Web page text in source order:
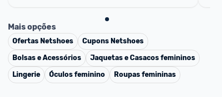
Mais opções
Ofertas Netshoes Cupons Netshoes
Bolsas e Acessórios
Jaquetas e Casacos femininos
Lingerie
Óculos feminino Roupas femininas